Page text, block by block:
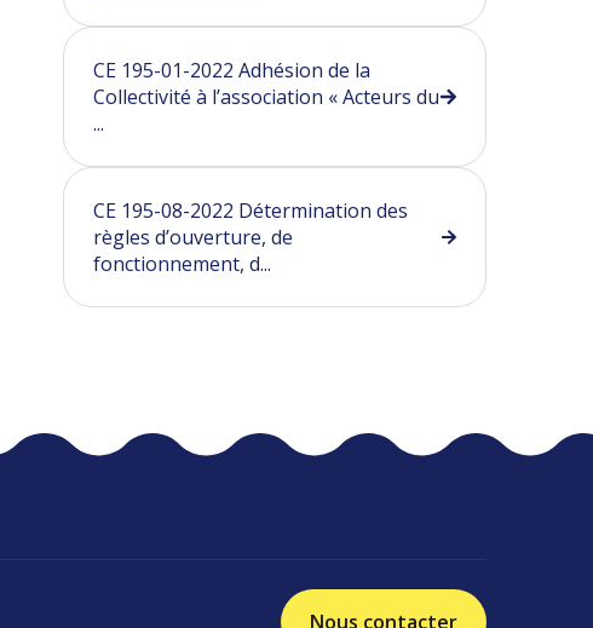
CE 195-01-2022 Adhésion de la
Collectivité à l’association « Acteurs du
...
CE 195-08-2022 Détermination des
règles d’ouverture, de
fonctionnement, d...
Nous contacter